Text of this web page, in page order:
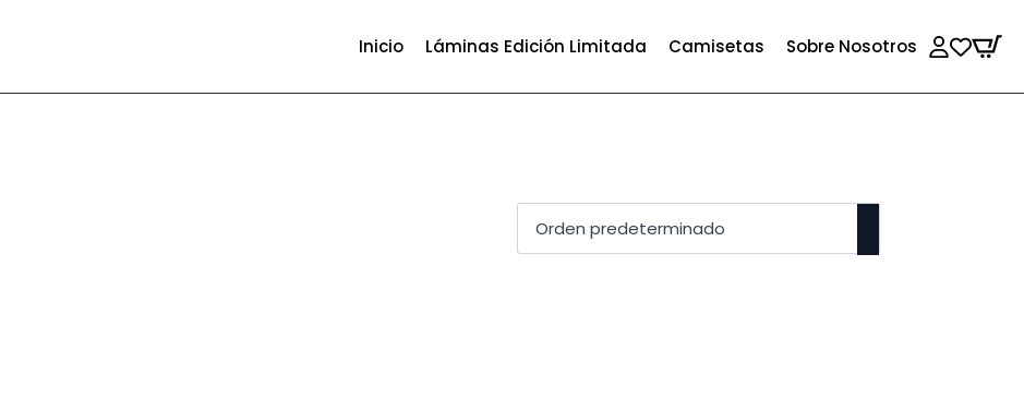
Inicio Láminas Edición Limitada Camisetas Sobre Nosotros